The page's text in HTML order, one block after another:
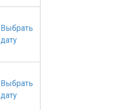
Выбрать
дату
Выбрать
дату